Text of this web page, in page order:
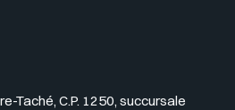
Taché, C.P. 1250, succursale